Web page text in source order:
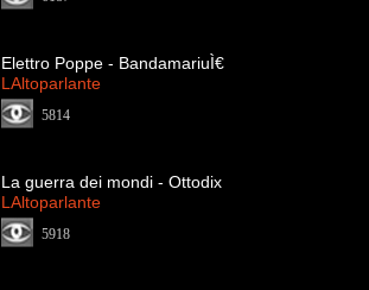
Elettro Poppe - BandamariuÌ€
LAltoparlante
5814
La guerra dei mondi - Ottodix
LAltoparlante
5918